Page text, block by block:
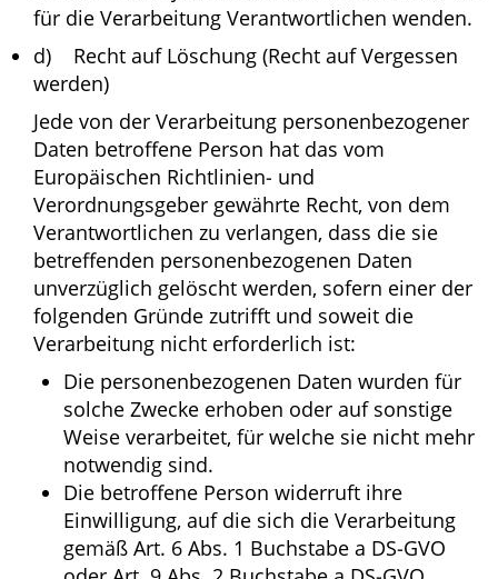
für die Verarbeitung Verantwortlichen wenden.
d) Recht auf Löschung (Recht auf Vergessen
werden)
Jede von der Verarbeitung personenbezogener
Daten betroffene Person hat das vom
Europäischen Richtlinien- und
Verordnungsgeber gewährte Recht, von dem
Verantwortlichen zu verlangen, dass die sie
betreffenden personenbezogenen Daten
unverzüglich gelöscht werden, sofern einer der
folgenden Gründe zutrifft und soweit die
Verarbeitung nicht erforderlich ist:
Die personenbezogenen Daten wurden für
solche Zwecke erhoben oder auf sonstige
Weise verarbeitet, für welche sie nicht mehr
notwendig sind.
Die betroffene Person widerruft ihre
Einwilligung, auf die sich die Verarbeitung
gemäß Art. 6 Abs. 1 Buchstabe a DS-GVO